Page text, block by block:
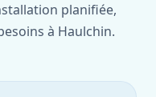
planifiée,
à Haulchin.